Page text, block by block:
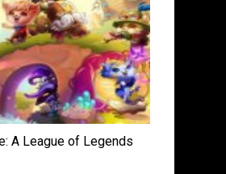
A League of Legends